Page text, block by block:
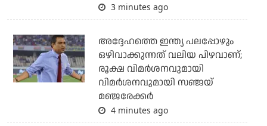
3 minutes ago
അദ്ദേഹത്തെ ഇന്ത്യ പലപ്പോഴും
ഒഴിവാക്കുന്നത് വലിയ പിഴവാണ്;
രൂക്ഷ വിമര്‍ശനവുമായി
വിമര്‍ശനവുമായി സഞ്ജയ്
മഞ്ജരേക്കര്‍
4 minutes ago